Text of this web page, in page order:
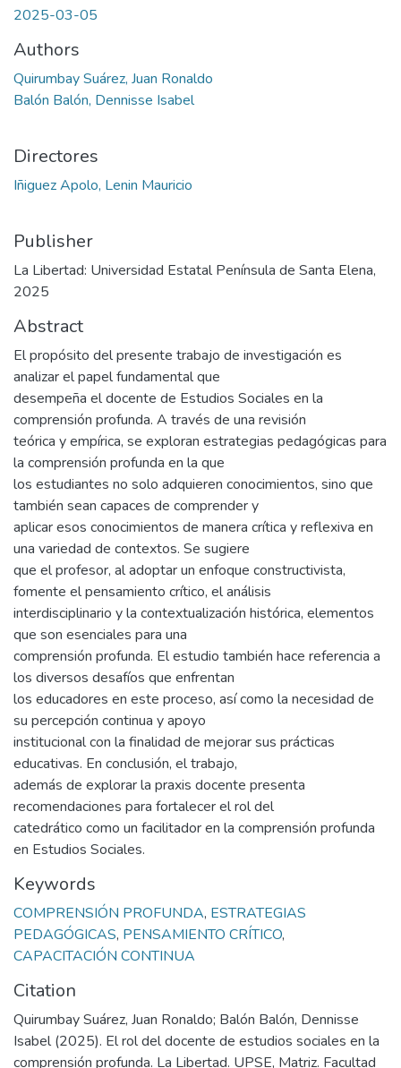
2025-03-05
Authors
Quirumbay Suárez, Juan Ronaldo
Balón Balón, Dennisse Isabel
Directores
Iñiguez Apolo, Lenin Mauricio
Publisher
La Libertad: Universidad Estatal Península de Santa Elena,
2025
Abstract
El propósito del presente trabajo de investigación es
analizar el papel fundamental que
desempeña el docente de Estudios Sociales en la
comprensión profunda. A través de una revisión
teórica y empírica, se exploran estrategias pedagógicas para
la comprensión profunda en la que
los estudiantes no solo adquieren conocimientos, sino que
también sean capaces de comprender y
aplicar esos conocimientos de manera crítica y reflexiva en
una variedad de contextos. Se sugiere
que el profesor, al adoptar un enfoque constructivista,
fomente el pensamiento crítico, el análisis
interdisciplinario y la contextualización histórica, elementos
que son esenciales para una
comprensión profunda. El estudio también hace referencia a
los diversos desafíos que enfrentan
los educadores en este proceso, así como la necesidad de
su percepción continua y apoyo
institucional con la finalidad de mejorar sus prácticas
educativas. En conclusión, el trabajo,
además de explorar la praxis docente presenta
recomendaciones para fortalecer el rol del
catedrático como un facilitador en la comprensión profunda
en Estudios Sociales.
Keywords
COMPRENSIÓN PROFUNDA, ESTRATEGIAS
PEDAGÓGICAS, PENSAMIENTO CRÍTICO,
CAPACITACIÓN CONTINUA
Citation
Quirumbay Suárez, Juan Ronaldo; Balón Balón, Dennisse
Isabel (2025). El rol del docente de estudios sociales en la
comprensión profunda. La Libertad. UPSE, Matriz. Facultad